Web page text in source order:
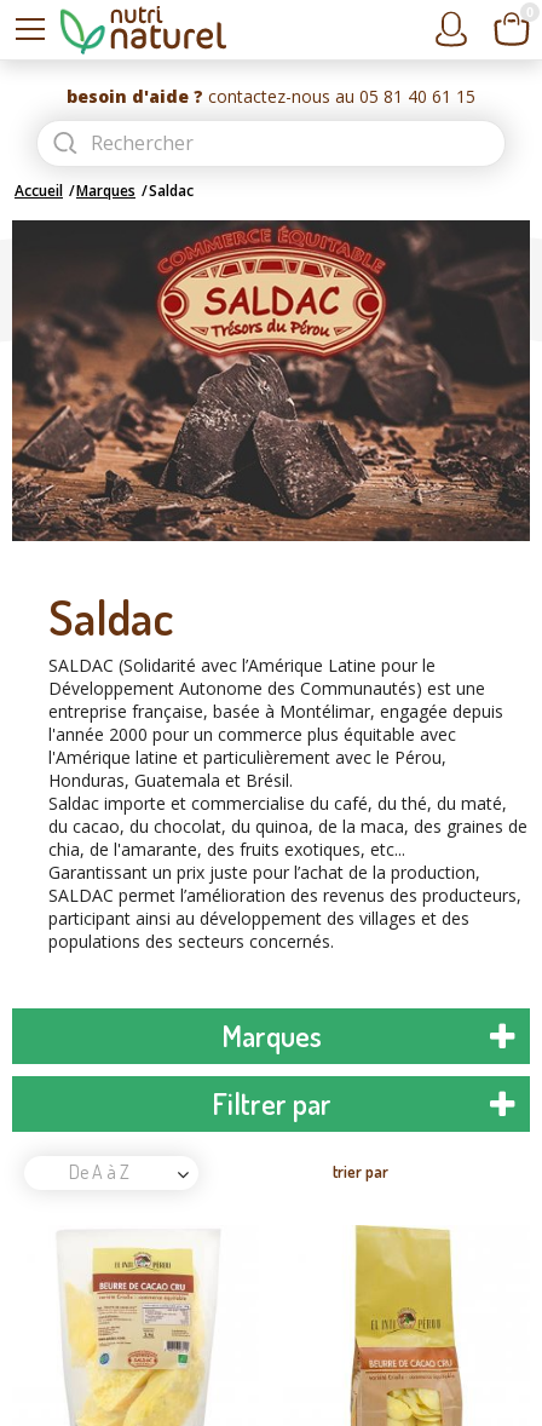
besoin d'aide ? contactez-nous au 05 81 40 61 15
Accueil Marques Saldac
Saldac
SALDAC (Solidarité avec l’Amérique Latine pour le
Développement Autonome des Communautés) est une
entreprise française, basée à Montélimar, engagée depuis
l'année 2000 pour un commerce plus équitable avec
l'Amérique latine et particulièrement avec le Pérou,
Honduras, Guatemala et Brésil.
Saldac importe et commercialise du café, du thé, du maté,
du cacao, du chocolat, du quinoa, de la maca, des graines de
chia, de l'amarante, des fruits exotiques, etc...
Garantissant un prix juste pour l’achat de la production,
SALDAC permet l’amélioration des revenus des producteurs,
participant ainsi au développement des villages et des
populations des secteurs concernés.
Marques
Filtrer par
trier par
De A à Z
0